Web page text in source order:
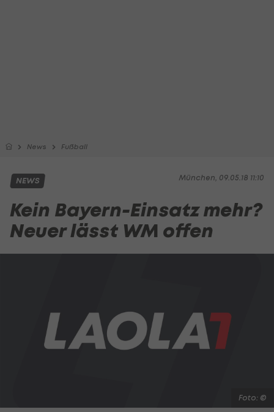
News Fußball
München, 09.05.18 11:10
NEWS
Kein Bayern-Einsatz mehr?
Neuer lässt WM offen
Foto: ©